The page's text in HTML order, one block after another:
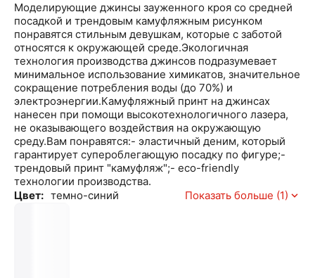
Моделирующие джинсы зауженного кроя со средней
посадкой и трендовым камуфляжным рисунком
понравятся стильным девушкам, которые с заботой
относятся к окружающей среде.Экологичная
технология производства джинсов подразумевает
минимальное использование химикатов, значительное
сокращение потребления воды (до 70%) и
электроэнергии.Камуфляжный принт на джинсах
нанесен при помощи высокотехнологичного лазера,
не оказывающего воздействия на окружающую
среду.Вам понравятся:- эластичный деним, который
гарантирует супероблегающую посадку по фигуре;-
трендовый принт "камуфляж";- eco-friendly
технологии производства.
Цвет: темно-синий Показать больше (1)